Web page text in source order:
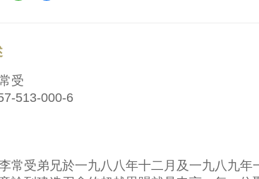
受
513-000-6
常受弟兄於一九八八年十二月及一九八九